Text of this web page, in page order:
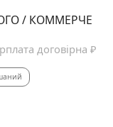
/ КОММЕРЧЕ
договірна ₽